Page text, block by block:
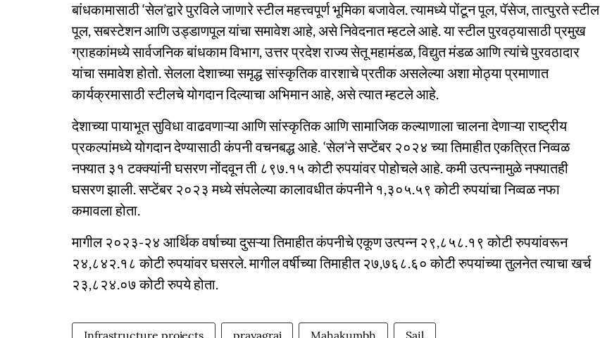
बांधकामासाठी ‘सेल’द्वारे पुरविले जाणारे स्टील महत्त्वपूर्ण भूमिका बजावेल. त्यामध्ये पोंटून पूल, पॅसेज, तात्पुरते स्टील
पूल, सबस्टेशन आणि उड्डाणपूल यांचा समावेश आहे, असे निवेदनात म्हटले आहे. या स्टील पुरवठ्यासाठी प्रमुख
ग्राहकांमध्ये सार्वजनिक बांधकाम विभाग, उत्तर प्रदेश राज्य सेतू महामंडळ, विद्युत मंडळ आणि त्यांचे पुरवठादार
यांचा समावेश होतो. सेलला देशाच्या समृद्ध सांस्कृतिक वारशाचे प्रतीक असलेल्या अशा मोठ्या प्रमाणात
कार्यक्रमासाठी स्टीलचे योगदान दिल्याचा अभिमान आहे, असे त्यात म्हटले आहे.
देशाच्या पायाभूत सुविधा वाढवणाऱ्या आणि सांस्कृतिक आणि सामाजिक कल्याणाला चालना देणाऱ्या राष्ट्रीय
प्रकल्पांमध्ये योगदान देण्यासाठी कंपनी वचनबद्ध आहे. ‘सेल’ने सप्टेंबर २०२४ च्या तिमाहीत एकत्रित निव्वळ
नफ्यात ३१ टक्क्यांनी घसरण नोंदवून ती ८९७.१५ कोटी रुपयांवर पोहोचले आहे. कमी उत्पन्नामुळे नफ्यातही
घसरण झाली. सप्टेंबर २०२३ मध्ये संपलेल्या कालावधीत कंपनीने १,३०५.५९ कोटी रुपयांचा निव्वळ नफा
कमावला होता.
मागील २०२३-२४ आर्थिक वर्षाच्या दुसऱ्या तिमाहीत कंपनीचे एकूण उत्पन्न २९,८५८.१९ कोटी रुपयांवरून
२४,८४२.१८ कोटी रुपयांवर घसरले. मागील वर्षीच्या तिमाहीत २७,७६८.६० कोटी रुपयांच्या तुलनेत त्याचा खर्च
२३,८२४.०७ कोटी रुपये होता.
Infrastructure projects prayagraj Mahakumbh Sail